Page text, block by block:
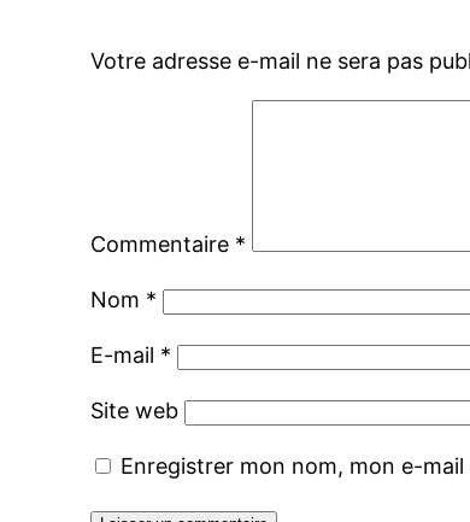
Votre adresse e-mail ne sera pas
Commentaire *
Nom *
E-mail *
Site web
Enregistrer mon nom, mon e-